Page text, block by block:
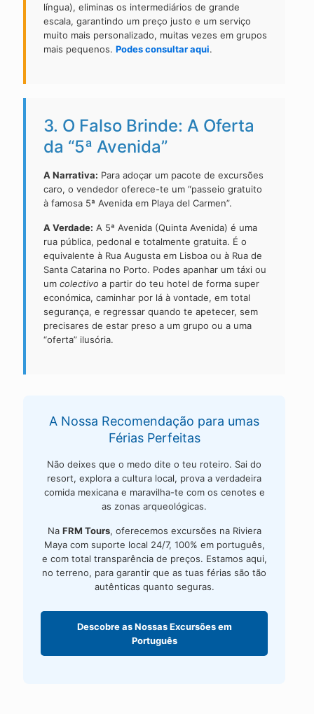
língua), eliminas os intermediários de grande
escala, garantindo um preço justo e um serviço
muito mais personalizado, muitas vezes em grupos
mais pequenos. Podes consultar aqui.
3. O Falso Brinde: A Oferta
da “5ª Avenida”
A Narrativa: Para adoçar um pacote de excursões
caro, o vendedor oferece-te um “passeio gratuito
à famosa 5ª Avenida em Playa del Carmen”.
A Verdade: A 5ª Avenida (Quinta Avenida) é uma
rua pública, pedonal e totalmente gratuita. É o
equivalente à Rua Augusta em Lisboa ou à Rua de
Santa Catarina no Porto. Podes apanhar um táxi ou
um colectivo a partir do teu hotel de forma super
económica, caminhar por lá à vontade, em total
segurança, e regressar quando te apetecer, sem
precisares de estar preso a um grupo ou a uma
“oferta” ilusória.
A Nossa Recomendação para umas
Férias Perfeitas
Não deixes que o medo dite o teu roteiro. Sai do
resort, explora a cultura local, prova a verdadeira
comida mexicana e maravilha-te com os cenotes e
as zonas arqueológicas.
Na FRM Tours, oferecemos excursões na Riviera
Maya com suporte local 24/7, 100% em português,
e com total transparência de preços. Estamos aqui,
no terreno, para garantir que as tuas férias são tão
autênticas quanto seguras.
Descobre as Nossas Excursões em
Português